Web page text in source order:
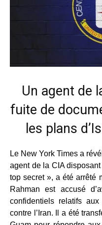
Un agent de
fuite de
les plans
Le New York Times a
agent de la CIA
top secret », a été arrêté
Rahman est accusé
confidentiels relatifs aux
contre l’Iran. Il a été